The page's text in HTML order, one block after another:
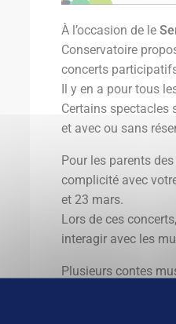
À l’occasion de le
Conservatoire
concerts
Il y en a pour tous
Certains spectacles
et avec ou sans
Pour les parents
complicité avec
et 23 mars.
Lors de ces
interagir avec les
Plusieurs contes